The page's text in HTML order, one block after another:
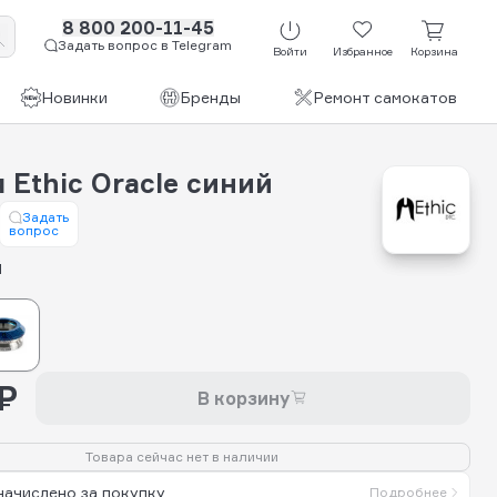
8 800 200-11-45
Задать вопрос в Telegram Войти Избранное Корзина
Новинки Бренды Ремонт самокатов
Ethic Oracle синий
Задать
вопрос
В корзину
Товара сейчас нет в наличии
за покупку Подробнее